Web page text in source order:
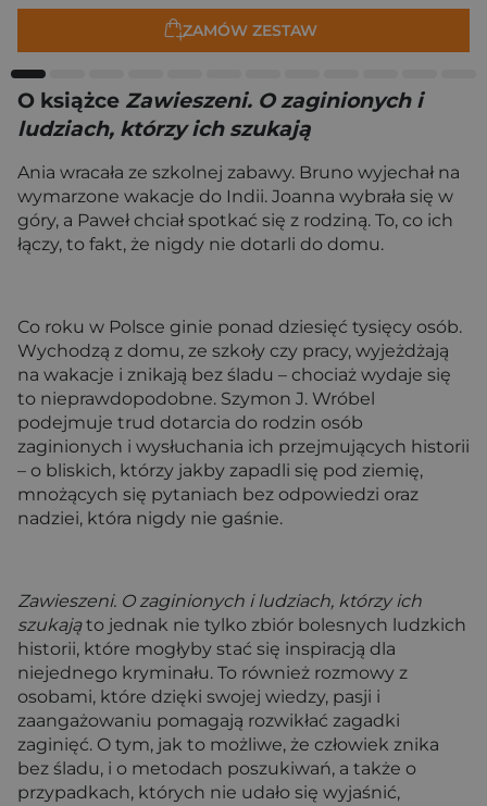
ZAMÓW ZESTAW
O książce Zawieszeni. O zaginionych i
ludziach, którzy ich szukają
Ania wracała ze szkolnej zabawy. Bruno wyjechał na
wymarzone wakacje do Indii. Joanna wybrała się w
góry, a Paweł chciał spotkać się z rodziną. To, co ich
łączy, to fakt, że nigdy nie dotarli do domu.
Co roku w Polsce ginie ponad dziesięć tysięcy osób.
Wychodzą z domu, ze szkoły czy pracy, wyjeżdżają
na wakacje i znikają bez śladu – chociaż wydaje się
to nieprawdopodobne. Szymon J. Wróbel
podejmuje trud dotarcia do rodzin osób
zaginionych i wysłuchania ich przejmujących historii
– o bliskich, którzy jakby zapadli się pod ziemię,
mnożących się pytaniach bez odpowiedzi oraz
nadziei, która nigdy nie gaśnie.
Zawieszeni. O zaginionych i ludziach, którzy ich
szukająto jednak nie tylko zbiór bolesnych ludzkich
historii, które mogłyby stać się inspiracją dla
niejednego kryminału. To również rozmowy z
osobami, które dzięki swojej wiedzy, pasji i
zaangażowaniu pomagają rozwikłać zagadki
zaginięć. O tym, jak to możliwe, że człowiek znika
bez śladu, i o metodach poszukiwań, a także o
przypadkach, których nie udało się wyjaśnić,